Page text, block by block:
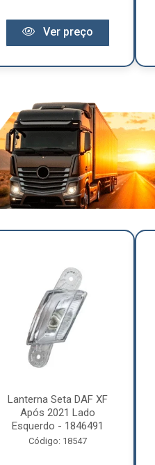
Ver preço
Lanterna Seta DAF XF
Após 2021 Lado
Esquerdo - 1846491
Código: 18547